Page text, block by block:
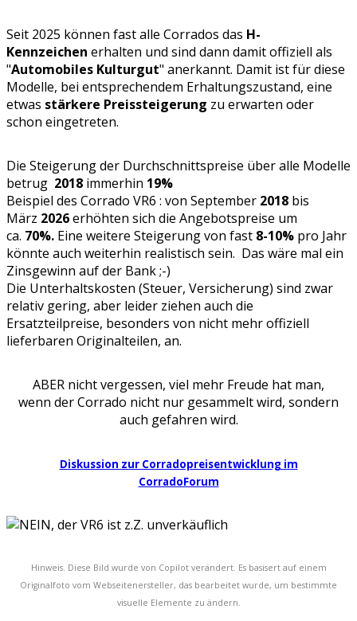
Seit 2025 können fast alle Corrados das H-
Kennzeichen erhalten und sind dann damit offiziell als
"Automobiles Kulturgut" anerkannt. Damit ist für diese
Modelle, bei entsprechendem Erhaltungszustand, eine
etwas stärkere Preissteigerung zu erwarten oder
schon eingetreten.
Die Steigerung der Durchschnittspreise über alle Modelle
betrug 2018 immerhin 19%
Beispiel des Corrado VR6 : von September 2018 bis
März 2026erhöhten sich die Angebotspreise um
ca. 70%. Eine weitere Steigerung von fast 8-10% pro Jahr
könnte auch weiterhin realistisch sein. Das wäre mal ein
Zinsgewinn auf der Bank ;-)
Die Unterhaltskosten (Steuer, Versicherung) sind zwar
relativ gering, aber leider ziehen auch die
Ersatzteilpreise, besonders von nicht mehr offiziell
lieferbaren Originalteilen, an.
ABER nicht vergessen, viel mehr Freude hat man,
wenn der Corrado nicht nur gesammelt wird, sondern
auch gefahren wird.
Diskussion zur Corradopreisentwicklung im
CorradoForum
Hinweis. Diese Bild wurde von Copilot verändert. Es basisert auf einem
Originalfoto vom Webseitenersteller, das bearbeitet wurde, um bestimmte
visuelle Elemente zu ändern.